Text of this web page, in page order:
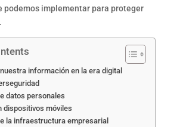
podemos implementar para proteger
información en la era digital
datos personales
dispositivos móviles
la infraestructura empresarial